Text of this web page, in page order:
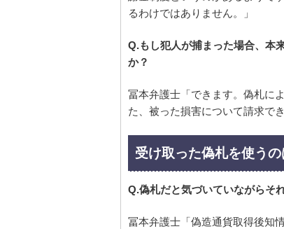
るわけではありません。」
Q.もし犯人が捕まった場合、本
か？
冨本弁護士「できます。偽札に
た、被った損害について請求でき
受け取った偽札を使う
Q.偽札だと気づいていながらそ
冨本弁護士「偽造通貨取得後知